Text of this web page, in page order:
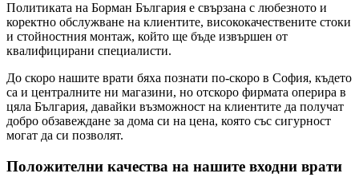
Политиката на Борман България е свързана с любезното и
коректно обслужване на клиентите, висококачествените стоки
и стойностния монтаж, който ще бъде извършен от
квалифицирани специалисти.
До скоро нашите врати бяха познати по-скоро в София, където
са и централните ни магазини, но отскоро фирмата оперира в
цяла България, давайки възможност на клиентите да получат
добро обзавеждане за дома си на цена, която със сигурност
могат да си позволят.
Положителни качества на нашите входни врати